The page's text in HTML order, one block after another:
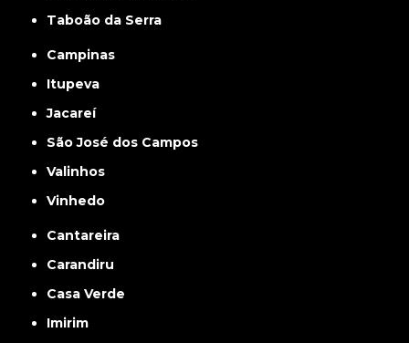
Taboão da Serra
Campinas
Itupeva
Jacareí
São José dos Campos
Valinhos
Vinhedo
Cantareira
Carandiru
Casa Verde
Imirim